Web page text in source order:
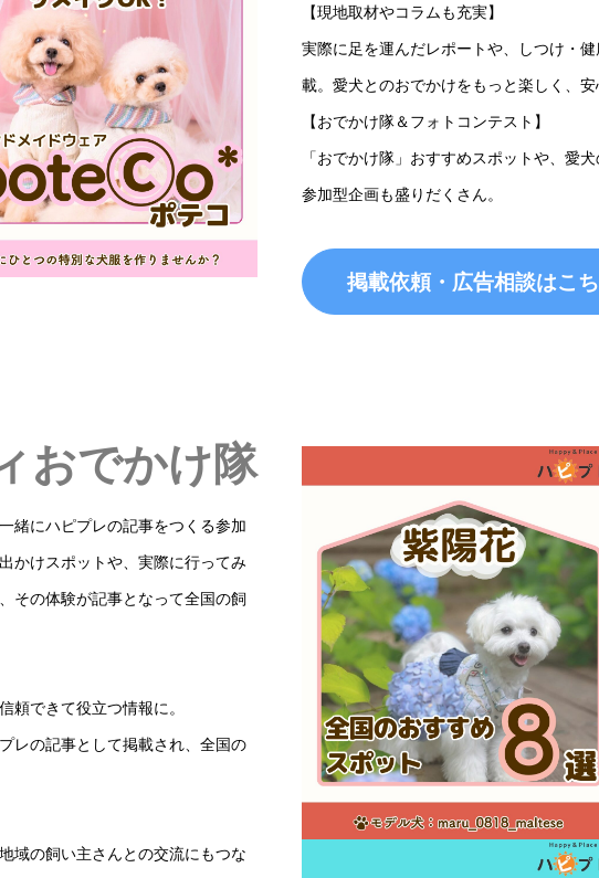
【現地取材やコラムも充実】
実際に足を運んだレポートや、しつけ・
載。愛犬とのおでかけをもっと楽しく、安
【おでかけ隊＆フォトコンテスト】
「おでかけ隊」おすすめスポットや、愛
参加型企画も盛りだくさん。
掲載依頼・広告相談はこ
おでかけ隊
緒にハピプレの記事をつくる参加
かけスポットや、実際に行ってみ
その体験が記事となって全国の飼
頼できて役立つ情報に。
レの記事として掲載され、全国の
域の飼い主さんとの交流にもつな